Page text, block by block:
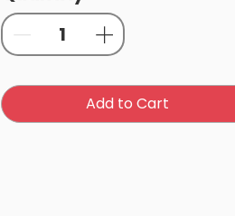
Add to Cart